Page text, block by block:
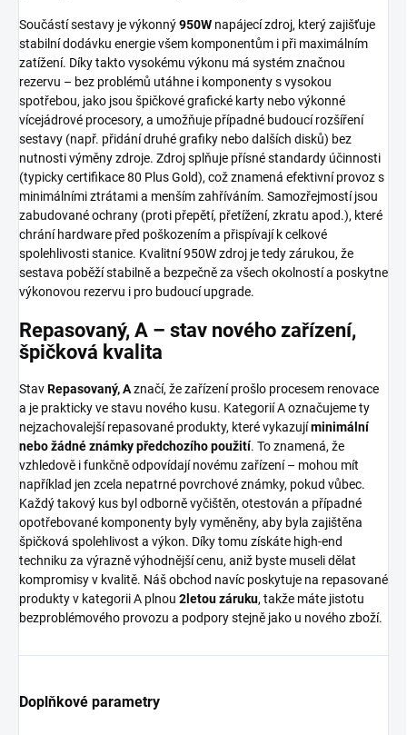
Součástí sestavy je výkonný950W napájecí zdroj, který zajišťuje
stabilní dodávku energie všem komponentům i při maximálním
zatížení. Díky takto vysokému výkonu má systém značnou
rezervu – bez problémů utáhne i komponenty s vysokou
spotřebou, jako jsou špičkové grafické karty nebo výkonné
vícejádrové procesory, a umožňuje případné budoucí rozšíření
sestavy (např. přidání druhé grafiky nebo dalších disků) bez
nutnosti výměny zdroje. Zdroj splňuje přísné standardy účinnosti
(typicky certifikace 80 Plus Gold), což znamená efektivní provoz s
minimálními ztrátami a menším zahříváním. Samozřejmostí jsou
zabudované ochrany (proti přepětí, přetížení, zkratu apod.), které
chrání hardware před poškozením a přispívají k celkové
spolehlivosti stanice. Kvalitní 950W zdroj je tedy zárukou, že
sestava poběží stabilně a bezpečně za všech okolností a poskytne
výkonovou rezervu i pro budoucí upgrade.
Repasovaný, A – stav nového zařízení,
špičková kvalita
StavRepasovaný, Aznačí, že zařízení prošlo procesem renovace
a je prakticky ve stavu nového kusu. Kategorií A označujeme ty
nejzachovalejší repasované produkty, které vykazujíminimální
nebo žádné známky předchozího použití. To znamená, že
vzhledově i funkčně odpovídají novému zařízení – mohou mít
například jen zcela nepatrné povrchové známky, pokud vůbec.
Každý takový kus byl odborně vyčištěn, otestován a případné
opotřebované komponenty byly vyměněny, aby byla zajištěna
špičková spolehlivost a výkon. Díky tomu získáte high-end
techniku za výrazně výhodnější cenu, aniž byste museli dělat
kompromisy v kvalitě. Náš obchod navíc poskytuje na repasované
produkty v kategorii A plnou 2letou záruku, takže máte jistotu
bezproblémového provozu a podpory stejně jako u nového zboží.
Doplňkové parametry